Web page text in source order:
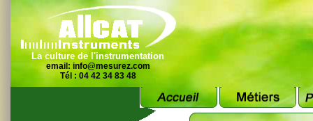
La culture de l'instrumentation
email: info@mesurez.com
Tél : 04 42 34 83 48